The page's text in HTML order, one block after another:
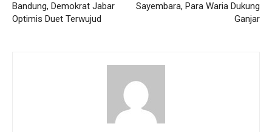
Bandung, Demokrat Jabar
Optimis Duet Terwujud
Sayembara, Para Waria Dukung
Ganjar